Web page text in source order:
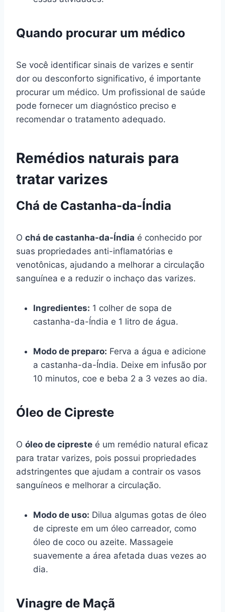
Quando procurar um médico
Se você identificar sinais de varizes e sentir
dor ou desconforto significativo, é importante
procurar um médico. Um profissional de saúde
pode fornecer um diagnóstico preciso e
recomendar o tratamento adequado.
Remédios naturais para
tratar varizes
Chá de Castanha-da-Índia
O chá de castanha-da-Índia é conhecido por
suas propriedades anti-inflamatórias e
venotônicas, ajudando a melhorar a circulação
sanguínea e a reduzir o inchaço das varizes.
Ingredientes: 1 colher de sopa de
castanha-da-Índia e 1 litro de água.
Modo de preparo: Ferva a água e adicione
a castanha-da-Índia. Deixe em infusão por
10 minutos, coe e beba 2 a 3 vezes ao dia.
Óleo de Cipreste
O óleo de cipreste é um remédio natural eficaz
para tratar varizes, pois possui propriedades
adstringentes que ajudam a contrair os vasos
sanguíneos e melhorar a circulação.
Modo de uso: Dilua algumas gotas de óleo
de cipreste em um óleo carreador, como
óleo de coco ou azeite. Massageie
suavemente a área afetada duas vezes ao
dia.
Vinagre de Maçã